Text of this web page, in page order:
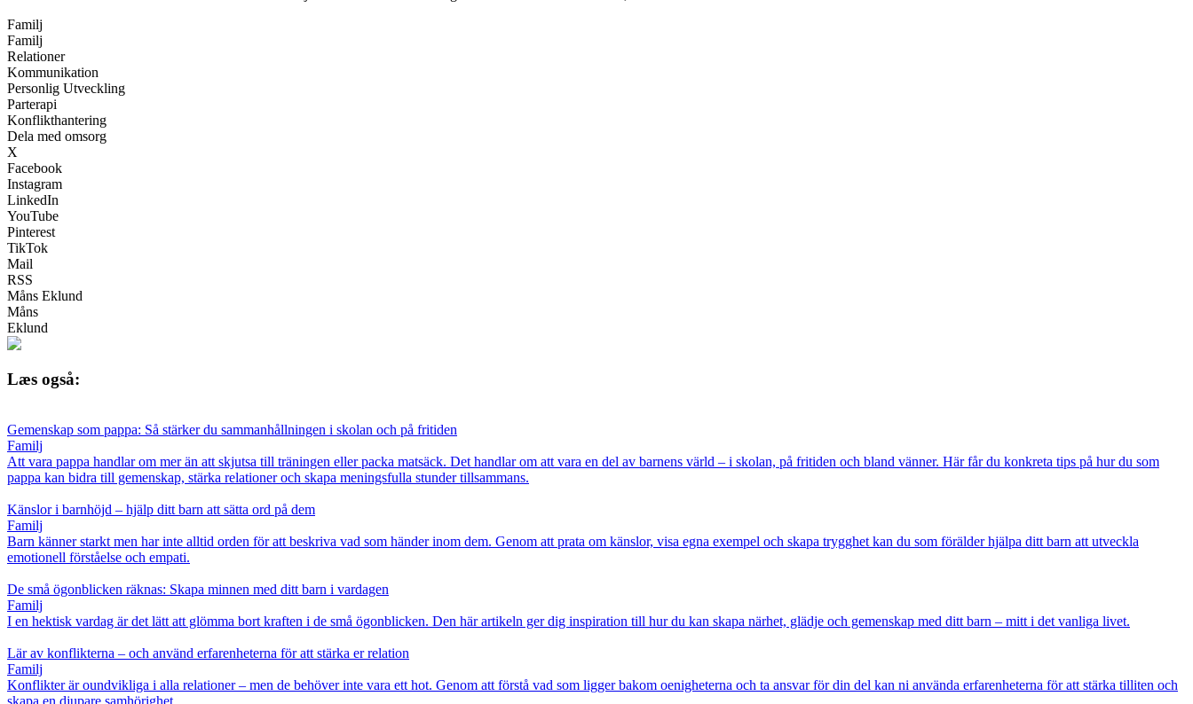
Familj
Familj
Relationer
Kommunikation
Personlig Utveckling
Parterapi
Konflikthantering
Dela med omsorg
X
Facebook
Instagram
LinkedIn
YouTube
Pinterest
TikTok
Mail
RSS
Måns Eklund
Måns
Eklund
Læs også:
Gemenskap som pappa: Så stärker du sammanhållningen i skolan och på fritiden
Familj
Att vara pappa handlar om mer än att skjutsa till träningen eller packa matsäck. Det handlar om att vara en del av barnens värld – i skolan, på fritiden och bland vänner. Här får du konkreta tips på hur du som
pappa kan bidra till gemenskap, stärka relationer och skapa meningsfulla stunder tillsammans.
Känslor i barnhöjd – hjälp ditt barn att sätta ord på dem
Familj
Barn känner starkt men har inte alltid orden för att beskriva vad som händer inom dem. Genom att prata om känslor, visa egna exempel och skapa trygghet kan du som förälder hjälpa ditt barn att utveckla
emotionell förståelse och empati.
De små ögonblicken räknas: Skapa minnen med ditt barn i vardagen
Familj
I en hektisk vardag är det lätt att glömma bort kraften i de små ögonblicken. Den här artikeln ger dig inspiration till hur du kan skapa närhet, glädje och gemenskap med ditt barn – mitt i det vanliga livet.
Lär av konflikterna – och använd erfarenheterna för att stärka er relation
Familj
Konflikter är oundvikliga i alla relationer – men de behöver inte vara ett hot. Genom att förstå vad som ligger bakom oenigheterna och ta ansvar för din del kan ni använda erfarenheterna för att stärka tilliten och
skapa en djupare samhörighet.